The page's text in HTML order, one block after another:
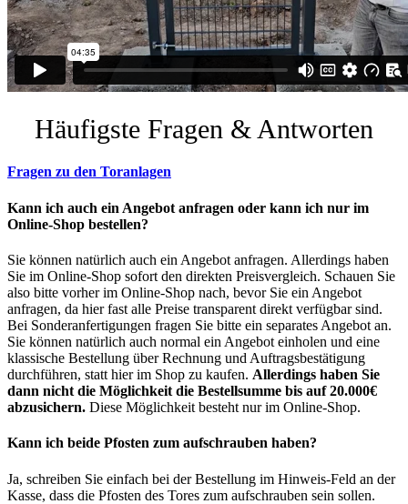
Häufigste Fragen & Antworten
Fragen zu den Toranlagen
Kann ich auch ein Angebot anfragen oder kann ich nur im
Online-Shop bestellen?
Sie können natürlich auch ein Angebot anfragen. Allerdings haben
Sie im Online-Shop sofort den direkten Preisvergleich. Schauen Sie
also bitte vorher im Online-Shop nach, bevor Sie ein Angebot
anfragen, da hier fast alle Preise transparent direkt verfügbar sind.
Bei Sonderanfertigungen fragen Sie bitte ein separates Angebot an.
Sie können natürlich auch normal ein Angebot einholen und eine
klassische Bestellung über Rechnung und Auftragsbestätigung
durchführen, statt hier im Shop zu kaufen. Allerdings haben Sie
dann nicht die Möglichkeit die Bestellsumme bis auf 20.000€
abzusichern. Diese Möglichkeit besteht nur im Online-Shop.
Kann ich beide Pfosten zum aufschrauben haben?
Ja, schreiben Sie einfach bei der Bestellung im Hinweis-Feld an der
Kasse, dass die Pfosten des Tores zum aufschrauben sein sollen.